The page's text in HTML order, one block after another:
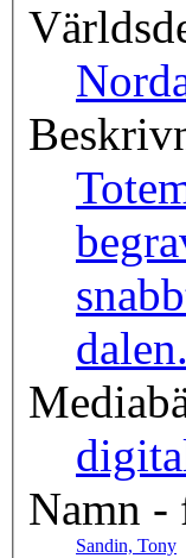
Namn -
Sandin, Tony